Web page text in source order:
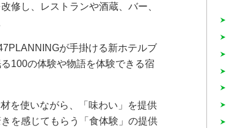
修し、レストランや酒蔵、バー、
が手掛ける新ホテルブ
100の体験や物語を体験できる宿
を使いながら、「味わい」を提供
を感じてもらう「食体験」の提供